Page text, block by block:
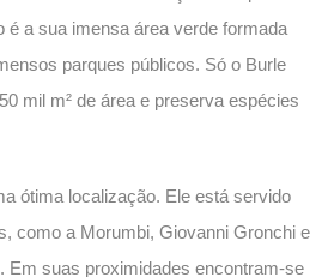
é a sua imensa área verde formada
parques públicos. Só o Burle
mil m² de área e preserva espécies
ótima localização. Ele está servido
como a Morumbi, Giovanni Gronchi e
Em suas proximidades encontram-se